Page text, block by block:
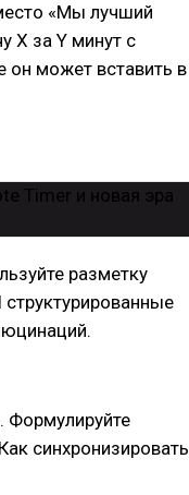
«Мы лучший
Х за Y минут с
может вставить в
разметку
Формулируйте
синхронизировать